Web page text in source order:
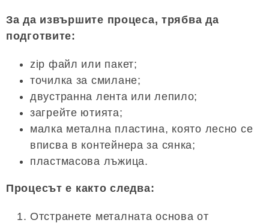
За да извършите процеса, трябва да
подготвите:
zip файл или пакет;
точилка за смилане;
двустранна лента или лепило;
загрейте ютията;
малка метална пластина, която лесно се
вписва в контейнера за сянка;
пластмасова лъжица.
Процесът е както следва:
Отстранете металната основа от